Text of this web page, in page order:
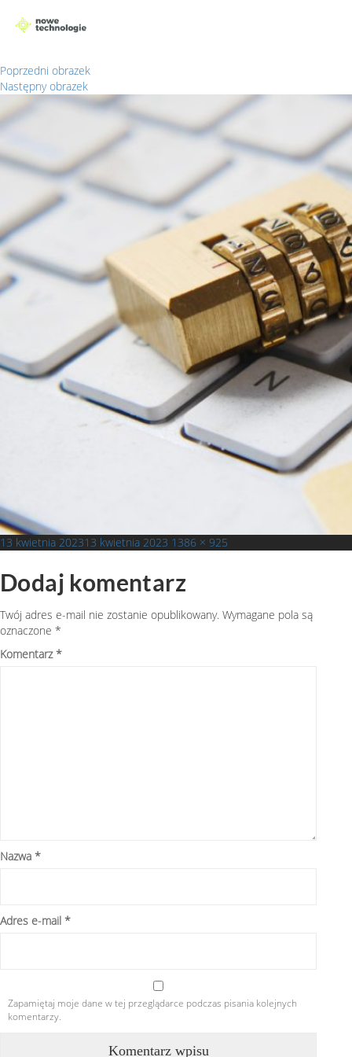
Poprzedni obrazek
Następny obrazek
Opublikowano
13 kwietnia 202313 kwietnia 2023 Pełny
1386 × 925
Dodaj komentarz
Twój adres e-mail nie zostanie opublikowany. Wymagane pola są
oznaczone *
Komentarz*
Nazwa *
Adres e-mail *
Zapamiętaj moje dane w tej przeglądarce podczas pisania kolejnych
komentarzy.